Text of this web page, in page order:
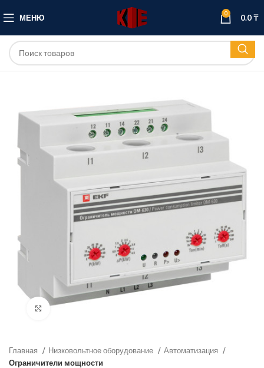
МЕНЮ 0 0.0₸
Нажмите, чтобы увеличить
Главная Низковольтное оборудование
Автоматизация
Ограничители мощности